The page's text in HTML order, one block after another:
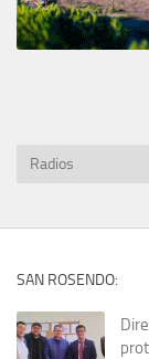
SAN ROSENDO: